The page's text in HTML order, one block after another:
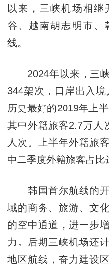
以来，三峡机场相继
谷、越南胡志明市、
线。
2024年以来，三峡
344架次，口岸出入
历史最好的2019年上
其中外籍旅客2.7万人
人次。上半年外籍旅
中二季度外籍旅客占比
韩国首尔航线的开
域的商务、旅游、文
的空中通道，进一步
力。后期三峡机场还
地区航线，奋力建设